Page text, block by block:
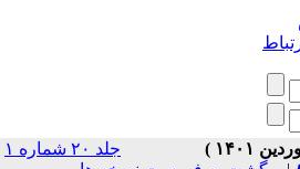
جلد ۲۰ شماره ۱